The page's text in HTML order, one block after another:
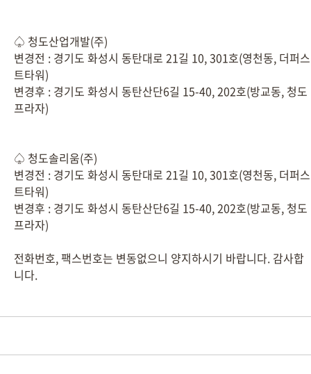
♤ 청도산업개발(주)
변경전 : 경기도 화성시 동탄대로 21길 10, 301호(영천동, 더퍼스
트타워)
변경후 : 경기도 화성시 동탄산단6길 15-40, 202호(방교동, 청도
프라자)
♤ 청도솔리움(주)
변경전 : 경기도 화성시 동탄대로 21길 10, 301호(영천동, 더퍼스
트타워)
변경후 : 경기도 화성시 동탄산단6길 15-40, 202호(방교동, 청도
프라자)
전화번호, 팩스번호는 변동없으니 양지하시기 바랍니다. 감사합
니다.